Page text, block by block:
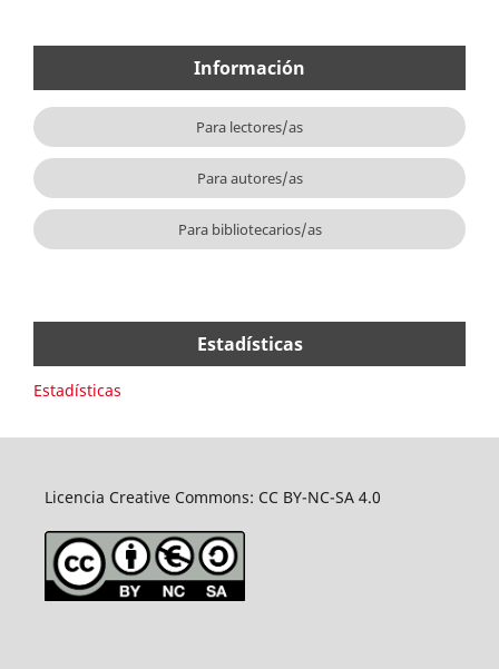
Información
Para lectores/as
Para autores/as
Para bibliotecarios/as
Estadísticas
Estadísticas
Licencia Creative Commons: CC BY-NC-SA 4.0